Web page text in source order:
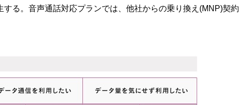
する。音声通話対応プランでは、他社からの乗り換え(MNP)契約